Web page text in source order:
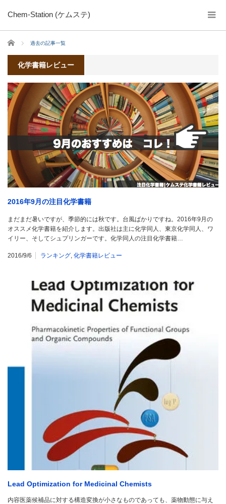
Chem-Station (ケムステ)
ホーム 過去の記事一覧
化学書籍レビュー
2016年9月の注目化学書籍
まだまだ暑いですが、季節的には秋です。台風ばかりですね。2016年9月の
オススメ化学書籍を紹介します。出版社は主に化学同人、東京化学同人、ワ
イリー、そしてシュプリンガーです。化学同人の注目化学書籍…
2016/9/6 ランキング 化学書籍レビュー
Lead Optimization for Medicinal Chemists
内容医薬候補品に対する構造変換が小さなものであっても、薬物動態に与え